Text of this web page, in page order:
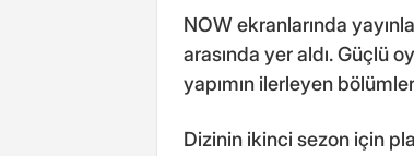
NOW ekranlarında
arasında yer aldı. Güçlü
yapımın ilerleyen
Dizinin ikinci sezon için